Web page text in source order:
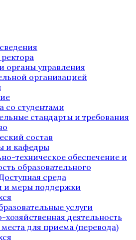
органы управления
организацией
со студентами
стандарты и требования
состав
и кафедры
техническое обеспечение и
образовательного
среда
и меры поддержки
услуги
деятельность
для приема (перевода)